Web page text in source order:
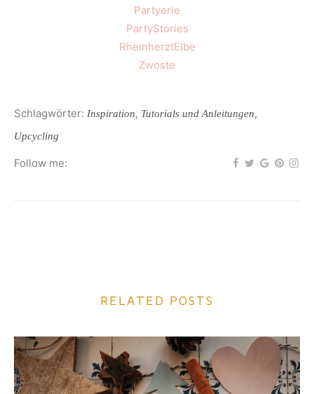
Partyerie
PartyStories
RheinherztElbe
Zwoste
Schlagwörter: Inspiration, Tutorials und Anleitungen,
Upcycling
Follow me:
RELATED POSTS